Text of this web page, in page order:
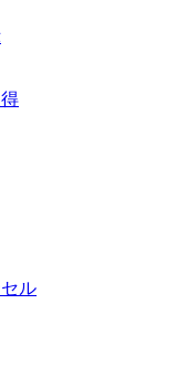
ル